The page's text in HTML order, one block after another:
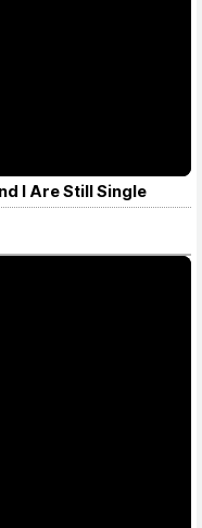
I Are Still Single